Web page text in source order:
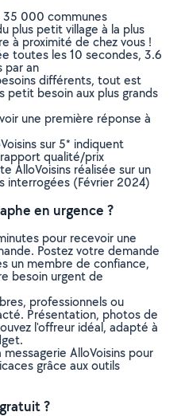
35 000 communes
plus petit village à la plus
à proximité de chez vous !
toutes les 10 secondes, 3.6
par an
différents, tout est
petit besoin aux plus grands
une première réponse à
sur 5* indiquent
rapport qualité/prix
AlloVoisins réalisée sur un
interrogées (Février 2024)
en urgence ?
pour recevoir une
Postez votre demande
un membre de confiance,
besoin urgent de
professionnels ou
Présentation, photos de
l'offreur idéal, adapté à
AlloVoisins pour
grâce aux outils
?